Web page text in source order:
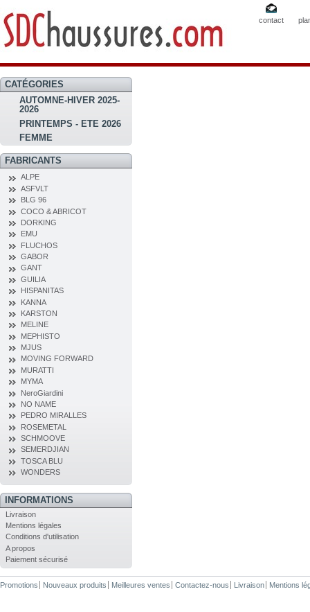
contact
CATÉGORIES
AUTOMNE-HIVER 2025-
2026
PRINTEMPS - ETE 2026
FEMME
FABRICANTS
ALPE
ASFVLT
BLG 96
COCO & ABRICOT
DORKING
EMU
FLUCHOS
GABOR
GANT
GUILIA
HISPANITAS
KANNA
KARSTON
MELINE
MEPHISTO
MJUS
MOVING FORWARD
MURATTI
MYMA
NeroGiardini
NO NAME
PEDRO MIRALLES
ROSEMETAL
SCHMOOVE
SEMERDJIAN
TOSCA BLU
WONDERS
INFORMATIONS
Livraison
Mentions légales
Conditions d'utilisation
A propos
Paiement sécurisé
Promotions Nouveaux produits Meilleures ventes Contactez-nous Livraison Mentions